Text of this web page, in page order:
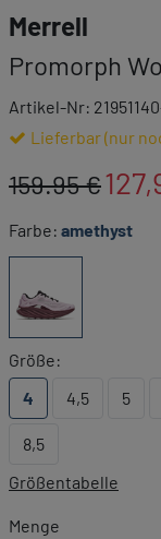
Merrell
Promorph
Artikel-Nr:
Lieferbar (nur
159.95 €
Farbe: amethyst
Größe:
4
4,5 5
8,5
Größentabelle
Menge